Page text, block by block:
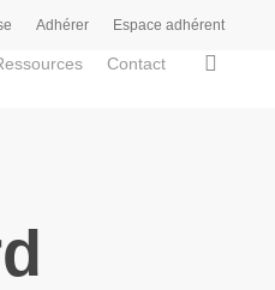
Adhérer Espace adhérent
Contact